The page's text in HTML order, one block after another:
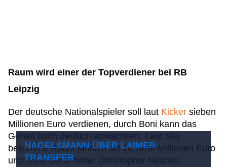
Raum wird einer der Topverdiener bei RB
Leipzig
Der deutsche Nationalspieler soll laut Kicker sieben
Millionen Euro verdienen, durch Boni kann das
Gehalt noch deutlich anwachsen. Laut Sky
bekomme Raum jährlich bis zu zehn Millionen Euro
und wäre damit hinter Christopher Nkunku
NAGELSMANN ÜBER LAIMER-
TRANSFER